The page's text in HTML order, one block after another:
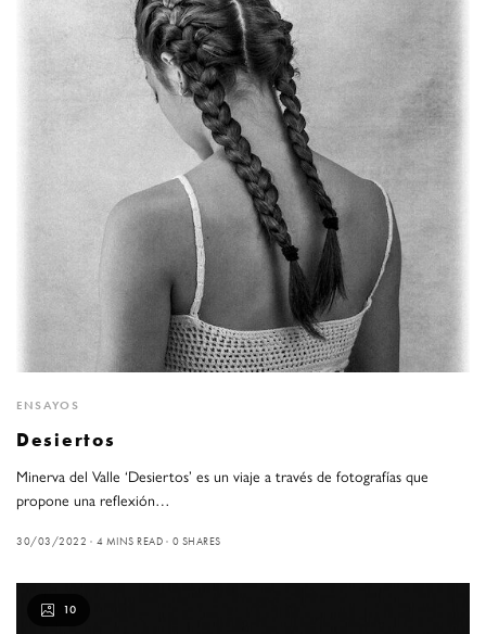
ENSAYOS
Desiertos
Minerva del Valle ‘Desiertos’ es un viaje a través de fotografías que
propone una reflexión…
30/03/2022 4 MINS READ 0 SHARES
10